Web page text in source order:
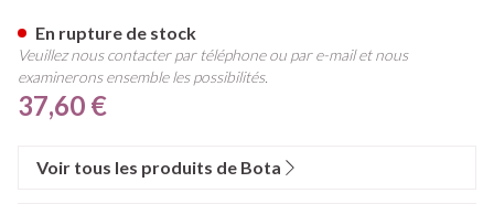
37,60 €
En rupture de stock
Veuillez nous contacter par téléphone ou par e-mail et nous
examinerons ensemble les possibilités.
Voir tous les produits de Bota